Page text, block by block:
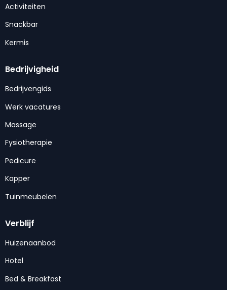
Activiteiten
Snackbar
Kermis
Bedrijvigheid
Bedrijvengids
Werk vacatures
Massage
Fysiotherapie
Pedicure
Kapper
Tuinmeubelen
Verblijf
Huizenaanbod
Hotel
Bed & Breakfast